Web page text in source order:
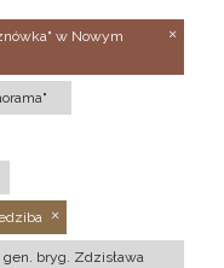
w Nowym
bryg. Zdzisława